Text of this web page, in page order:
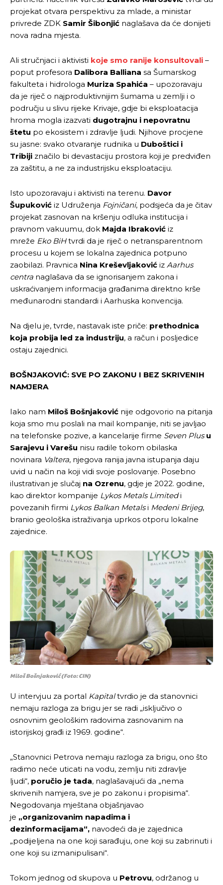
projekat otvara perspektivu za mlade, a ministar
privrede ZDK Samir Šibonjić naglašava da će donijeti
nova radna mjesta.
Ali stručnjaci i aktivisti koje smo ranije konsultovali –
poput profesora Dalibora Balliana sa Šumarskog
fakulteta i hidrologa Muriza Spahića – upozoravaju
da je riječ o najproduktivnijim šumama u zemlji i o
području u slivu rijeke Krivaje, gdje bi eksploatacija
hroma mogla izazvati dugotrajnu i nepovratnu
štetu po ekosistem i zdravlje ljudi. Njihove procjene
su jasne: svako otvaranje rudnika u Duboštici i
Tribiji značilo bi devastaciju prostora koji je predviđen
za zaštitu, a ne za industrijsku eksploataciju.
Isto upozoravaju i aktivisti na terenu. Davor
Šupuković iz Udruženja Fojničani, podsjeća da je čitav
projekat zasnovan na kršenju odluka institucija i
pravnom vakuumu, dok Majda Ibraković iz
mreže Eko BiHtvrdi da je riječ o netransparentnom
procesu u kojem se lokalna zajednica potpuno
zaobilazi. Pravnica Nina Kreševljaković iz Aarhus
centra naglašava da se ignorisanjem zakona i
uskraćivanjem informacija građanima direktno krše
međunarodni standardi i Aarhuska konvencija.
Na djelu je, tvrde, nastavak iste priče: prethodnica
koja probija led za industriju, a račun i posljedice
ostaju zajednici.
BOŠNJAKOVIĆ: SVE PO ZAKONU I BEZ SKRIVENIH
NAMJERA
Iako nam Miloš Bošnjaković nije odgovorio na pitanja
koja smo mu poslali na mail kompanije, niti se javljao
na telefonske pozive, a kancelarije firme Seven Plus u
Sarajevu i Varešu nisu radile tokom obilaska
novinara Valtera, njegova ranija javna istupanja daju
uvid u način na koji vidi svoje poslovanje. Posebno
ilustrativan je slučaj na Ozrenu, gdje je 2022. godine,
kao direktor kompanije Lykos Metals Limitedi
povezanih firmi Lykos Balkan Metalsi Medeni Brijeg,
branio geološka istraživanja uprkos otporu lokalne
zajednice.
Miloš Bošnjaković (Foto: CIN)
U intervjuu za portal Kapitaltvrdio je da stanovnici
nemaju razloga za brigu jer se radi „isključivo o
osnovnim geološkim radovima zasnovanim na
istorijskoj građi iz 1969. godine“.
„Stanovnici Petrova nemaju razloga za brigu, ono što
radimo neće uticati na vodu, zemlju niti zdravlje
ljudi“, poručio je tada, naglašavajući da „nema
skrivenih namjera, sve je po zakonu i propisima“.
Negodovanja mještana objašnjavao
je „organizovanim napadima i
dezinformacijama“, navodeći da je zajednica
„podijeljena na one koji sarađuju, one koji su zabrinuti i
one koji su izmanipulisani“.
Tokom jednog od skupova u Petrovu, održanog u